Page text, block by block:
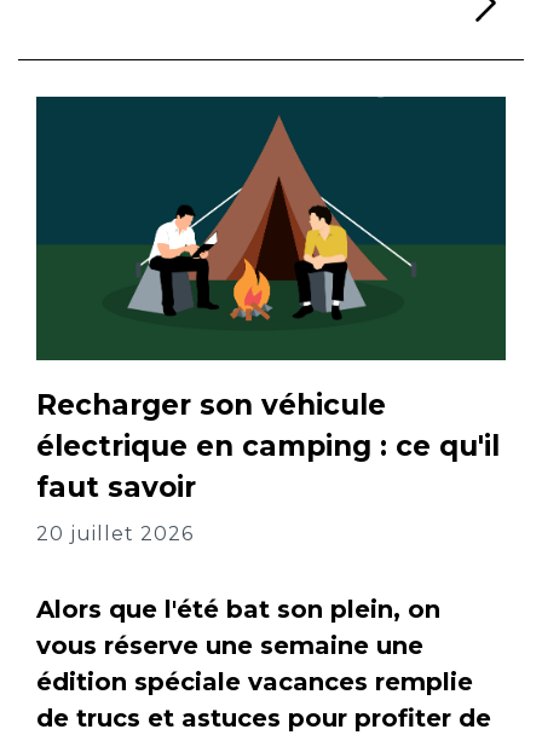
Recharger son véhicule
électrique en camping : ce qu'il
faut savoir
20 juillet 2026
Alors que l'été bat son plein, on
vous réserve une semaine une
édition spéciale vacances remplie
de trucs et astuces pour profiter de